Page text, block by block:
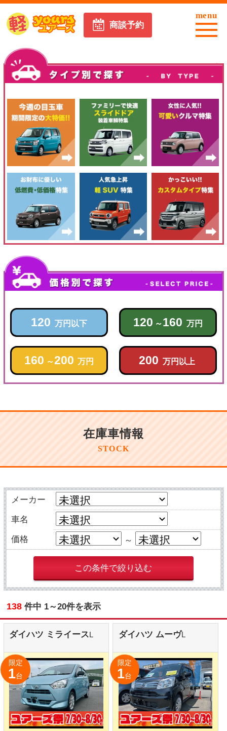
商談予約
menu
120 120 160
160 ～ 200 万円 200
在庫車情報
STOCK
メーカー
この条件で絞り込む
138件中 1～20件を表示
ダイハツ ミライースL
1台
59.9万円
走行距離
44,000Km
諸費用：7.9万円
保証：付（6ヵ月/走行距離
法定整備：無
ダイハツ ムーヴL
限定
支払総額
79.9万円
走行距離
諸費用：7.9万円
保証：付（6ヵ月/走行距離
法定整備：無し
日産 デイズ
1台
スズキ ワゴンRHYBRID
FZ オーディオレス
1台